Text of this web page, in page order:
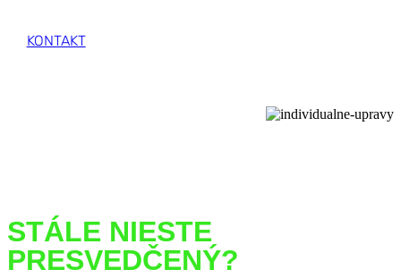
KONTAKT
STÁLE NIESTE
PRESVEDČENÝ?